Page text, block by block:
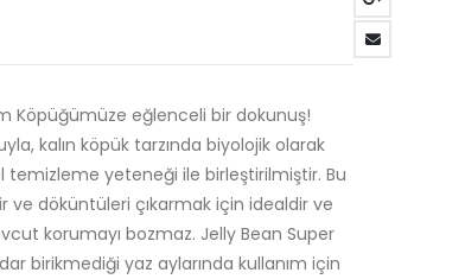
Köpüğümüze eğlenceli bir dokunuş!
kalın köpük tarzında biyolojik olarak
temizleme yeteneği ile birleştirilmiştir. Bu
ve döküntüleri çıkarmak için idealdir ve
korumayı bozmaz. Jelly Bean Super
birikmediği yaz aylarında kullanım için